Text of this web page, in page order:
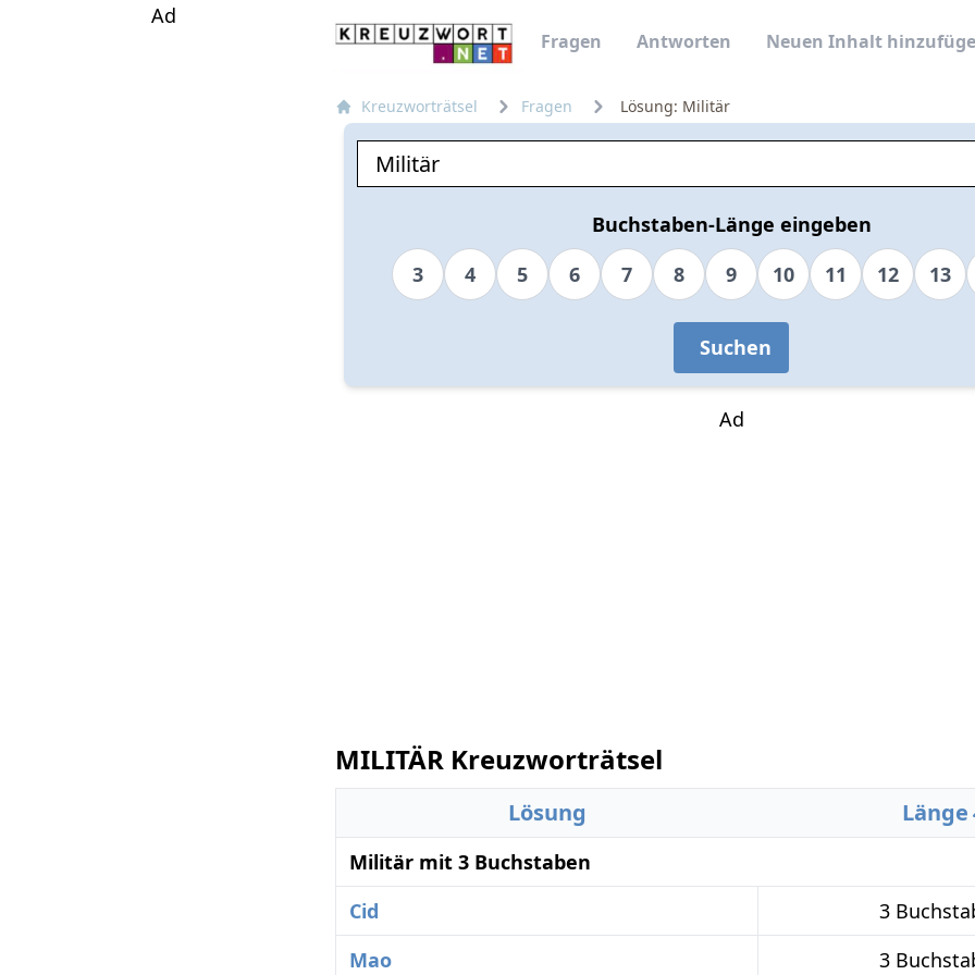
Fragen Antworten Neuen Inhalt
Ad
Kreuzworträtsel Fragen Lösung: Militär
Buchstaben-Länge eingeben
3
4 5 6 7 8 9 10 11 12 13
Suchen
Ad
MILITÄR Kreuzworträtsel
Lösung Länge
Militär mit 3 Buchstaben
Cid
3
Mao
3